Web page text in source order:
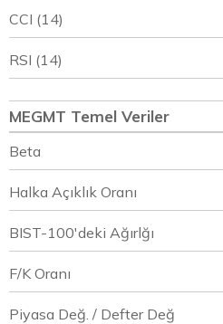
CCI (14)
RSI (14)
MEGMT Temel Veriler
Beta
Halka Açıklık Oranı
BIST-100'deki Ağırlğı
F/K Oranı
Piyasa Değ. / Defter Değ